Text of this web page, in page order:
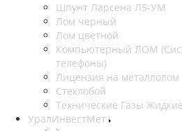
Шпунт Ларсена Л5-УМ
Лом черный
Лом цветной
Компьютерный ЛОМ
телефоны)
Лицензия на металлолом
Стеклобой
Технические Газы Жидкие
УралИнвестМет